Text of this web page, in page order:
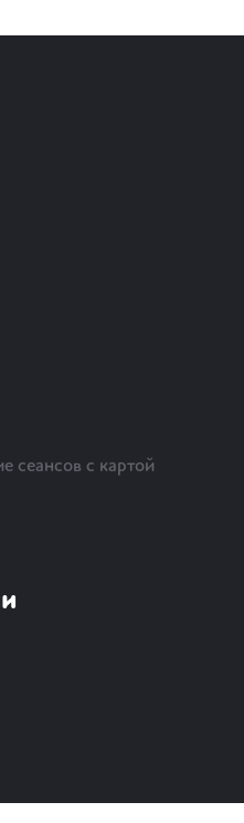
сеансов с картой